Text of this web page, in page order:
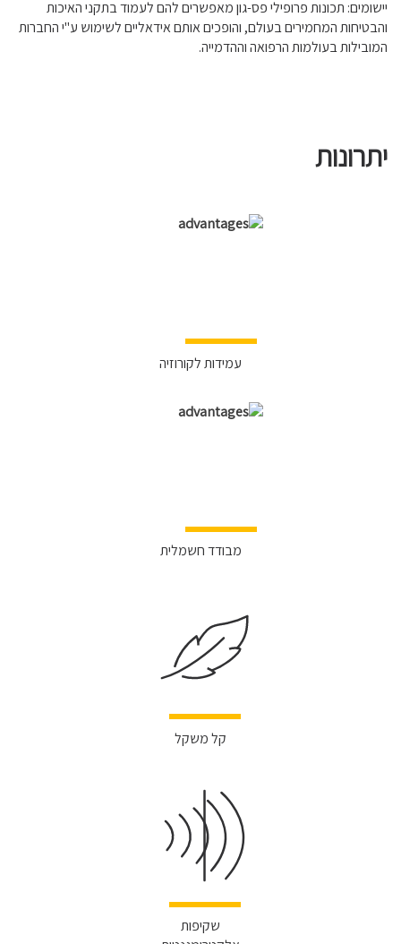
יישומים: תכונות פרופילי פס-גון מאפשרים להם לעמוד בתקני האיכות
והבטיחות המחמירים בעולם, והופכים אותם אידאליים לשימוש ע"י החברות
המובילות בעולמות הרפואה וההדמייה.
יתרונות
עמידות לקורוזיה
מבודד חשמלית
קל משקל
שקיפות